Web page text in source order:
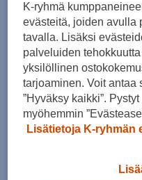
Näin suojaudut UV-
K-ryhmä
evästeitä, joiden avulla
tavalla. Lisäksi
palveluiden
yksilöllinen
tarjoaminen. Voit antaa
”Hyväksy kaikki”.
myöhemmin
Lisätietoja K-ryhmän